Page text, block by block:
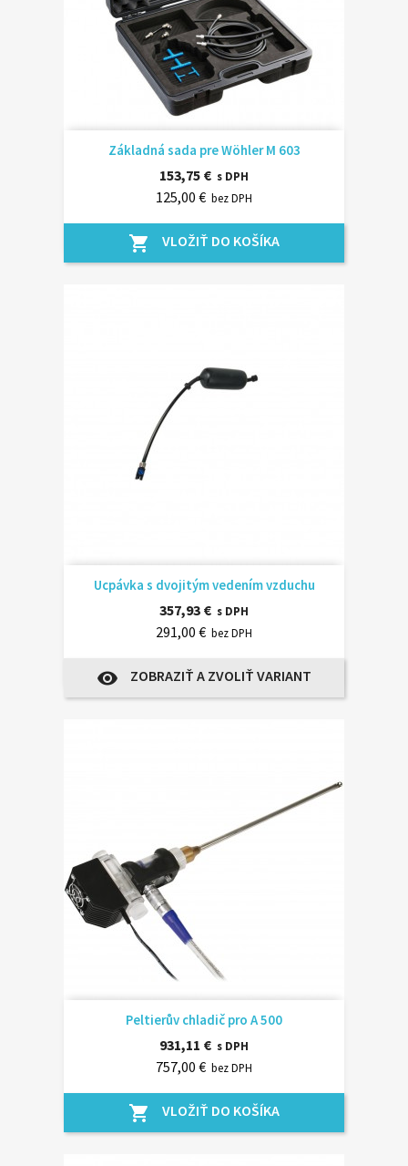
Základná sada pre Wöhler M 603
153,75 € s DPH
125,00 € bez DPH
shopping_cart VLOŽIŤ DO KOŠÍKA
Ucpávka s dvojitým vedením vzduchu
357,93 € s DPH
291,00 € bez DPH
visibility ZOBRAZIŤ A ZVOLIŤ VARIANT
Peltierův chladič pro A 500
931,11 € s DPH
757,00 € bez DPH
shopping_cart VLOŽIŤ DO KOŠÍKA